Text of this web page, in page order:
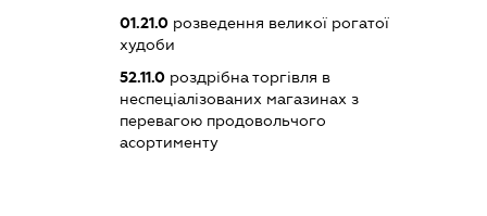
01.21.0розведення великої рогатої
худоби
52.11.0роздрібна торгівля в
неспеціалізованих магазинах з
перевагою продовольчого
асортименту